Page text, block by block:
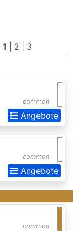
1 2 3
common
Angebote
common
Angebote
common